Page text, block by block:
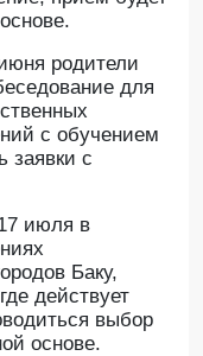
родители
для
с обучением
заявки с
июля в
Баку,
действует
выбор
основе.